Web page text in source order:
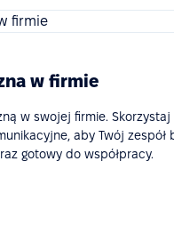
w firmie
w swojej firmie.
aby Twój zespół
gotowy do współpracy.